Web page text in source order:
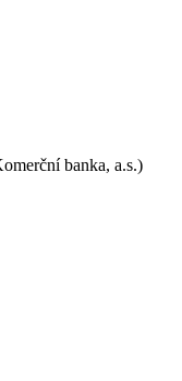
banka, a.s.)